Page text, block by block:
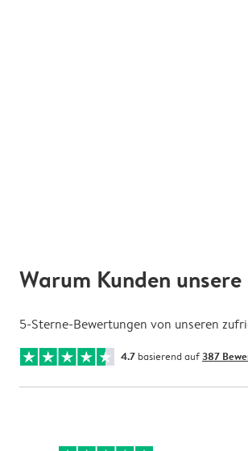
Warum Kunden
5-Sterne-Bewertungen von unseren
4.7 basierend auf387